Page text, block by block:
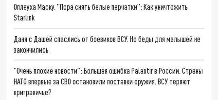
Оплеуха Маску. "Пора снять белые перчатки": Как уничтожить
Starlink
Даня с Дашей спаслись от боевиков ВСУ. Но беды для малышей не
закончились
"Очень плохие новости": Большая ошибка Palantir в России. Страны
НАТО впервые за СВО остановили поставки оружия. ВСУ теряют
приграничье?